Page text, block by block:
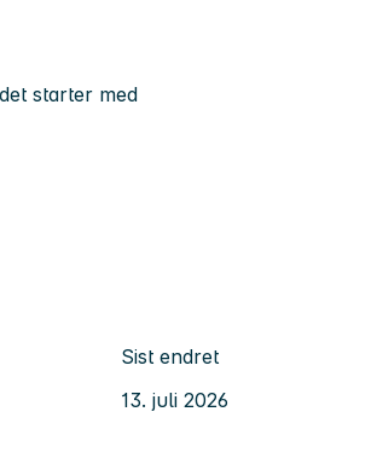
starter med
Sist endret
13. juli 2026